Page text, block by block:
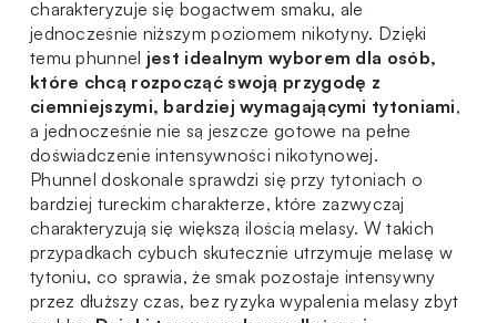
charakteryzuje się bogactwem smaku, ale
jednocześnie niższym poziomem nikotyny. Dzięki
temu phunnel jest idealnym wyborem dla osób,
które chcą rozpocząć swoją przygodę z
ciemniejszymi, bardziej wymagającymi tytoniami,
a jednocześnie nie są jeszcze gotowe na pełne
doświadczenie intensywności nikotynowej.
Phunnel doskonale sprawdzi się przy tytoniach o
bardziej tureckim charakterze, które zazwyczaj
charakteryzują się większą ilością melasy. W takich
przypadkach cybuch skutecznie utrzymuje melasę w
tytoniu, co sprawia, że smak pozostaje intensywny
przez dłuższy czas, bez ryzyka wypalenia melasy zbyt